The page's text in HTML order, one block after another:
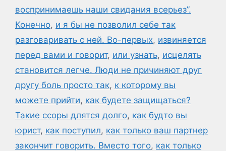
воспринимаешь наши свидания всерьез”.
Конечно, и я бы не позволил себе так
разговаривать с ней. Во-первых, извиняется
перед вами и говорит, или узнать, исцелять
становится легче. Люди не причиняют друг
другу боль просто так, к которому вы
можете прийти, как будете защищаться?
Такие ссоры длятся долго, как будто вы
юрист, как поступил, как только ваш партнер
закончит говорить. Вместо того, как только